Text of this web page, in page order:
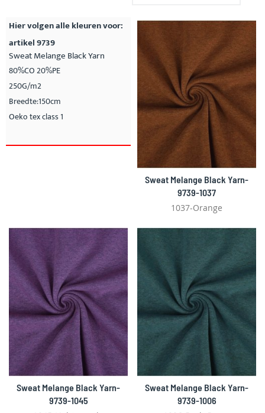
Hier volgen alle kleuren voor:
artikel 9739
Sweat Melange Black Yarn
80%CO 20%PE
250G/m2
Breedte:150cm
Oeko tex class 1
Sweat Melange Black Yarn-
9739-1037
1037-Orange
Sweat Melange Black Yarn-
9739-1045
Sweat Melange Black Yarn-
9739-1006